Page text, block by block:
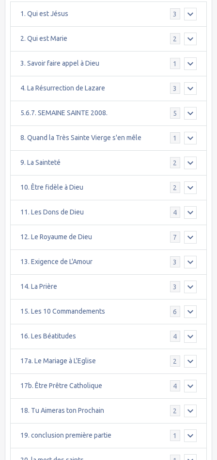
1. Qui est Jésus 3
2. Qui est Marie 2
3. Savoir faire appel à Dieu 1
4. La Résurrection de Lazare 3
5.6.7. SEMAINE SAINTE 2008. 5
8. Quand la Très Sainte Vierge s'en mêle 1
9. La Sainteté 2
10. Être fidèle à Dieu 2
11. Les Dons de Dieu 4
12. Le Royaume de Dieu 7
13. Exigence de L'Amour 3
14. La Prière 3
15. Les 10 Commandements 6
16. Les Béatitudes 4
17a. Le Mariage à L'Eglise 2
17b. Être Prêtre Catholique 4
18. Tu Aimeras ton Prochain 2
19. conclusion première partie 1